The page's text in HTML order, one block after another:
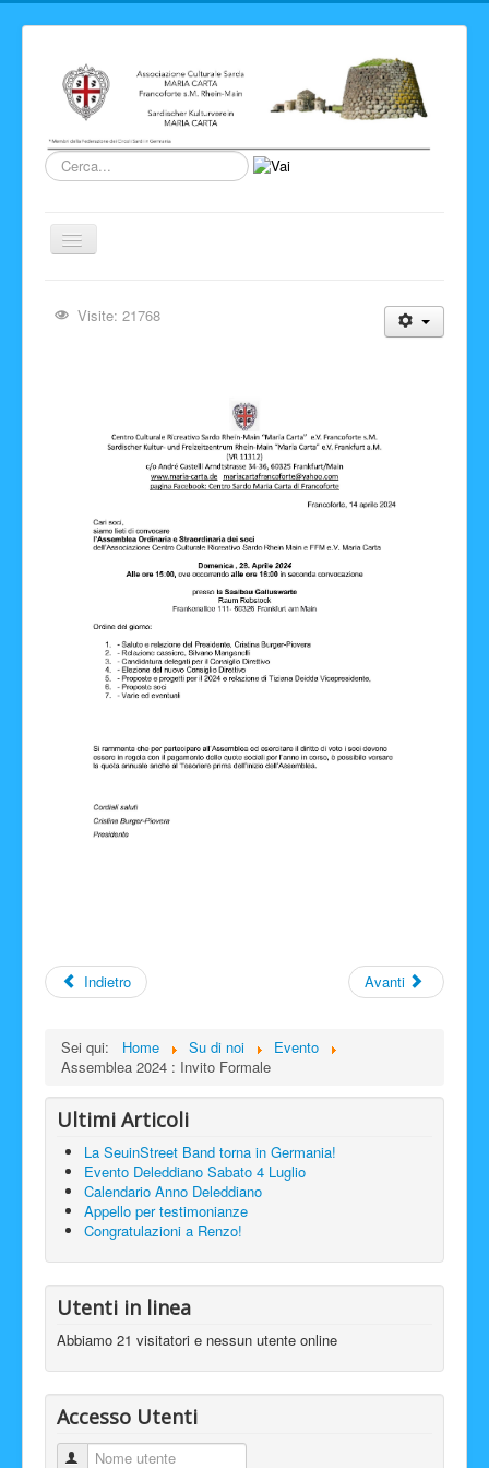
Cerca...
Cambia
Sardegna
Facebook
Visite: 21768
Indietro Avanti
Sei qui: Home Su di noi
Evento
Assemblea 2024 : Invito Formale
Ultimi Articoli
La SeuinStreet Band torna in Germania!
Evento Deleddiano Sabato 4 Luglio
Calendario Anno Deleddiano
Appello per testimonianze
Congratulazioni a Renzo!
Utenti in linea
Abbiamo 21 visitatori e nessun utente online
Accesso Utenti
Nome utente